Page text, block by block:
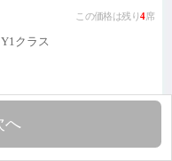
この価格は残り4席
クラス
へ